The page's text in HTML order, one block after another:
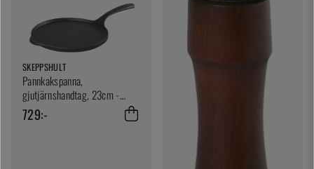
SKEPPSHULT
Pannkakspanna,
gjutjärnshandtag, 23cm -
Skeppshult
729:-